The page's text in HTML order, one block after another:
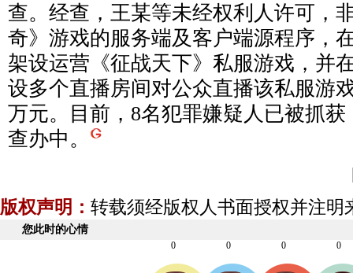
查。经查，王某等未经权利人许可，
奇》游戏的服务端及客户端源程序，
架设运营《征战天下》私服游戏，并
设多个直播房间对公众直播该私服游
万元。目前，8名犯罪嫌疑人已被抓
查办中。
版权声明： 转载须经版权人书面授权并注明
您此时的心情
0 0 0 0